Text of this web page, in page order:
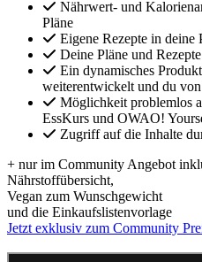
Nährwert- und
Pläne
Eigene Rezepte in deine
Deine Pläne und
Ein dynamisches
weiterentwickelt und du
Möglichkeit problemlos
EssKurs und OWAO!
Zugriff auf die Inhalte
+ nur im Community Angebot
Nährstoffübersicht,
Vegan zum Wunschgewicht
und die Einkaufslistenvorlage
Jetzt exklusiv zum Community